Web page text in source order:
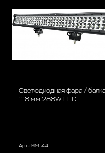
Светодиодная фара /
1118 мм 288W LED
Арт.: SM-44